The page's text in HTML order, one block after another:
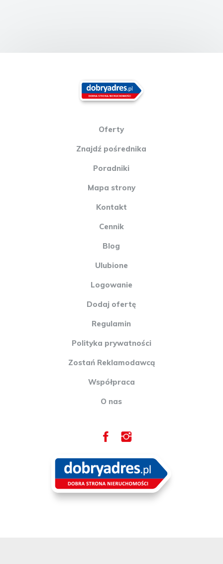
Oferty
Znajdź pośrednika
Poradniki
Mapa strony
Kontakt
Cennik
Blog
Ulubione
Logowanie
Dodaj ofertę
Regulamin
Polityka prywatności
Zostań Reklamodawcą
Współpraca
O nas